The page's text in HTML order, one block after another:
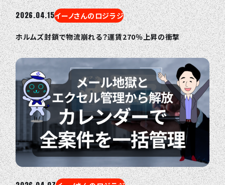
2026.04.15イーノさんのロジラジ
ホルムズ封鎖で物流崩れる？運賃270％上昇の衝撃